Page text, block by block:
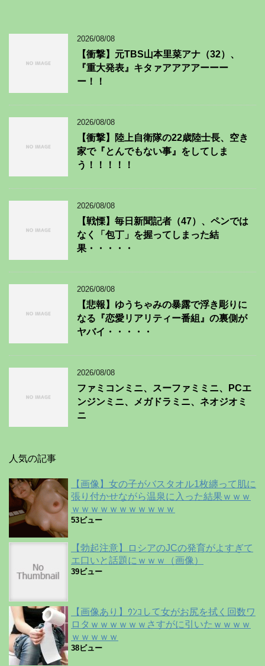
2026/08/08
【衝撃】元TBS山本里菜アナ（32）、
『重大発表』キタァアアアアーーー
ー！！
2026/08/08
【衝撃】陸上自衛隊の22歳陸士長、空き
家で『とんでもない事』をしてしま
う！！！！！
2026/08/08
【戦慄】毎日新聞記者（47）、ペンでは
なく「包丁」を握ってしまった結
果・・・・・
2026/08/08
【悲報】ゆうちゃみの暴露で浮き彫りに
なる『恋愛リアリティー番組』の裏側が
ヤバイ・・・・・
2026/08/08
ファミコンミニ、スーファミミニ、PCエ
ンジンミニ、メガドラミニ、ネオジオミ
ニ
人気の記事
【画像】女の子がバスタオル1枚纏って肌に
張り付かせながら温泉に入った結果ｗｗｗ
ｗｗｗｗｗｗｗｗｗｗｗ
53ビュー
【勃起注意】ロシアのJCの発育がよすぎて
エ口いと話題にｗｗｗ（画像）
39ビュー
【画像あり】ｳﾝｺして女がお尻を拭く回数ワ
ロタｗｗｗｗｗｗさすがに引いたｗｗｗｗ
ｗｗｗｗｗ
38ビュー